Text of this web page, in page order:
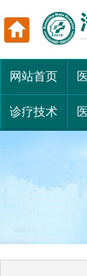
网站首页
诊疗技术